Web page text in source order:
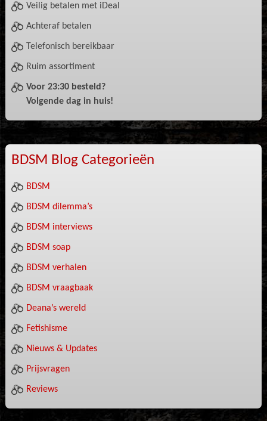
Veilig betalen met iDeal
Achteraf betalen
Telefonisch bereikbaar
Ruim assortiment
Voor 23:30 besteld?
Volgende dag in huis!
BDSM Blog Categorieën
BDSM
BDSM dilemma’s
BDSM interviews
BDSM soap
BDSM verhalen
BDSM vraagbaak
Deana’s wereld
Fetishisme
Nieuws & Updates
Prijsvragen
Reviews